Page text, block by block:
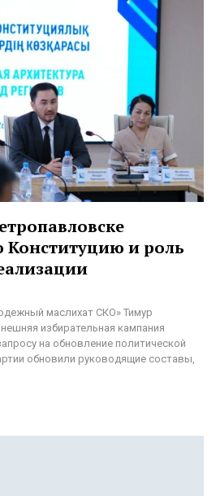
Конституцию и роль
маслихат СКО» Тимур
избирательная кампания
на обновление политической
обновили руководящие составы,